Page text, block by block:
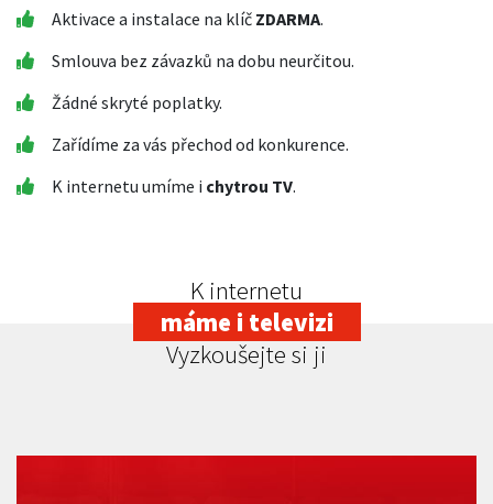
Aktivace a instalace na klíč ZDARMA.
Smlouva bez závazků na dobu neurčitou.
Žádné skryté poplatky.
Zařídíme za vás přechod od konkurence.
K internetu umíme i chytrou TV.
K internetu
máme i televizi
Vyzkoušejte si ji